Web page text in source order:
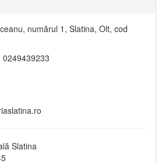
numărul 1, Slatina, Olt, cod
Slatina